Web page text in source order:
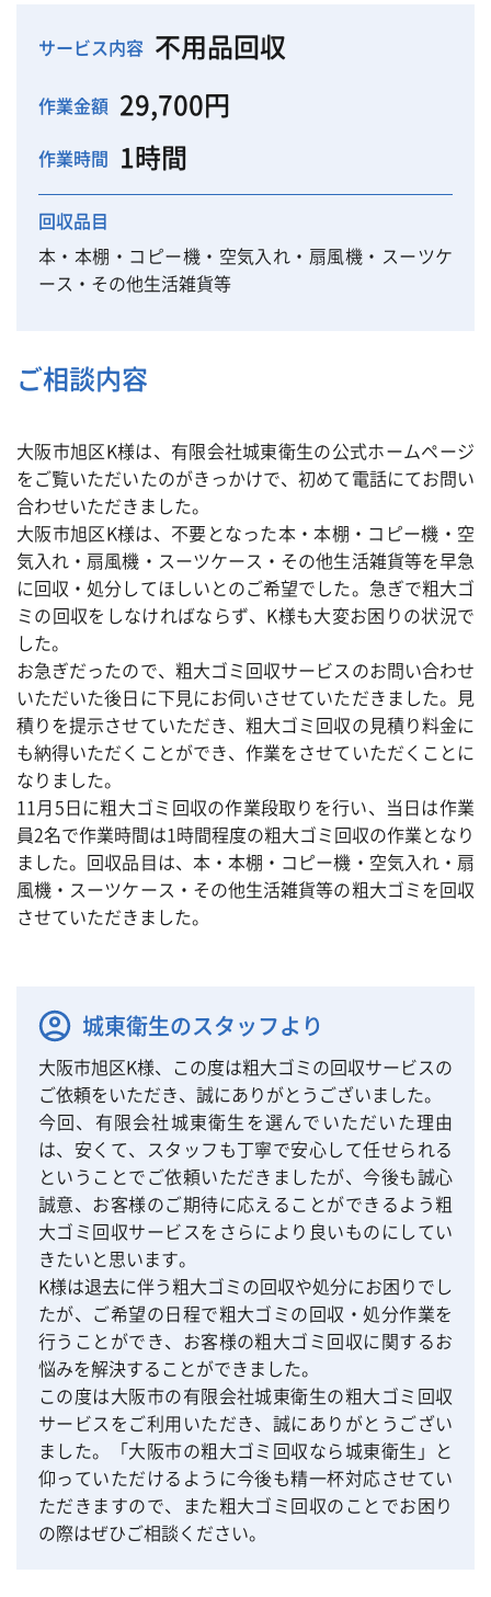
サービス内容 不用品回収
作業金額 29,700円
作業時間 1時間
回収品目
本・本棚・コピー機・空気入れ・扇風機・スーツケ
ース・その他生活雑貨等
ご相談内容
大阪市旭区K様は、有限会社城東衛生の公式ホームページ
をご覧いただいたのがきっかけで、初めて電話にてお問い
合わせいただきました。
大阪市旭区K様は、不要となった本・本棚・コピー機・空
気入れ・扇風機・スーツケース・その他生活雑貨等を早急
に回収・処分してほしいとのご希望でした。急ぎで粗大ゴ
ミの回収をしなければならず、K様も大変お困りの状況で
した。
お急ぎだったので、粗大ゴミ回収サービスのお問い合わせ
いただいた後日に下見にお伺いさせていただきました。見
積りを提示させていただき、粗大ゴミ回収の見積り料金に
も納得いただくことができ、作業をさせていただくことに
なりました。
11月5日に粗大ゴミ回収の作業段取りを行い、当日は作業
員2名で作業時間は1時間程度の粗大ゴミ回収の作業となり
ました。回収品目は、本・本棚・コピー機・空気入れ・扇
風機・スーツケース・その他生活雑貨等の粗大ゴミを回収
させていただきました。
城東衛生のスタッフより
大阪市旭区K様、この度は粗大ゴミの回収サービスの
ご依頼をいただき、誠にありがとうございました。
今回、有限会社城東衛生を選んでいただいた理由
は、安くて、スタッフも丁寧で安心して任せられる
ということでご依頼いただきましたが、今後も誠心
誠意、お客様のご期待に応えることができるよう粗
大ゴミ回収サービスをさらにより良いものにしてい
きたいと思います。
K様は退去に伴う粗大ゴミの回収や処分にお困りでし
たが、ご希望の日程で粗大ゴミの回収・処分作業を
行うことができ、お客様の粗大ゴミ回収に関するお
悩みを解決することができました。
この度は大阪市の有限会社城東衛生の粗大ゴミ回収
サービスをご利用いただき、誠にありがとうござい
ました。「大阪市の粗大ゴミ回収なら城東衛生」と
仰っていただけるように今後も精一杯対応させてい
ただきますので、また粗大ゴミ回収のことでお困り
の際はぜひご相談ください。